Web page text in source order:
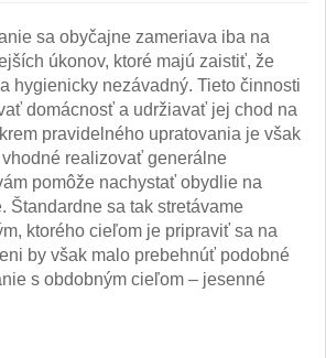
sa obyčajne zameriava iba na
úkonov, ktoré majú zaistiť, že
hygienicky nezávadný. Tieto činnosti
domácnosť a udržiavať jej chod na
pravidelného upratovania je však
realizovať generálne
pomôže nachystať obydlie na
Štandardne sa tak stretávame
ktorého cieľom je pripraviť sa na
by však malo prebehnúť podobné
s obdobným cieľom – jesenné